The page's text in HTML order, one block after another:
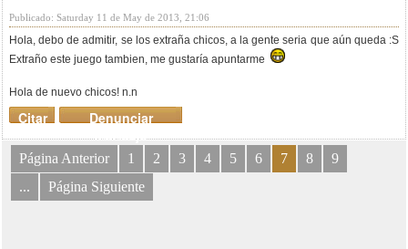
Publicado: Saturday 11 de May de 2013, 21:06
Hola, debo de admitir, se los extraña chicos, a la gente seria que aún queda :S
Extraño este juego tambien, me gustaría apuntarme
Hola de nuevo chicos! n.n
Denunciar
mensaje
Citar
Página Anterior 1 2 3 4 5 6 7 8
9
...
Página Siguiente